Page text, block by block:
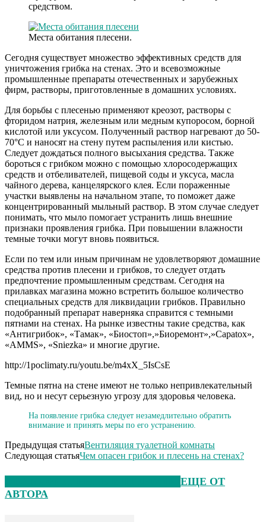
средством.
Места обитания плесени.
Сегодня существует множество эффективных средств для
уничтожения грибка на стенах. Это и всевозможные
промышленные препараты отечественных и зарубежных
фирм, растворы, приготовленные в домашних условиях.
Для борьбы с плесенью применяют креозот, растворы с
фторидом натрия, железным или медным купоросом, борной
кислотой или уксусом. Полученный раствор нагревают до 50-
70°С и наносят на стену путем распыления или кистью.
Следует дождаться полного высыхания средства. Также
бороться с грибком можно с помощью хлоросодержащих
средств и отбеливателей, пищевой соды и уксуса, масла
чайного дерева, канцелярского клея. Если пораженные
участки выявлены на начальном этапе, то поможет даже
концентрированный мыльный раствор. В этом случае следует
понимать, что мыло помогает устранить лишь внешние
признаки проявления грибка. При повышении влажности
темные точки могут вновь появиться.
Если по тем или иным причинам не удовлетворяют домашние
средства против плесени и грибков, то следует отдать
предпочтение промышленным средствам. Сегодня на
прилавках магазина можно встретить большое количество
специальных средств для ликвидации грибков. Правильно
подобранный препарат наверняка справится с темными
пятнами на стенах. На рынке известны такие средства, как
«Антигрибок», «Тамак», «Биостоп»,»Биоремонт»,»Capatox»,
«AMMS», «Sniezka» и многие другие.
http://1poclimaty.ru/youtu.be/m4xX_5IsCsE
Темные пятна на стене имеют не только непривлекательный
вид, но и несут серьезную угрозу для здоровья человека.
На появление грибка следует незамедлительно обратить
внимание и принять меры по его устранению.
Предыдущая статьяВентиляция туалетной комнаты
Следующая статьяЧем опасен грибок и плесень на стенах?
ЕЩЕ ОТ
АВТОРА